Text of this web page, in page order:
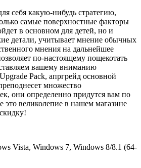
себя какую-нибудь стратегию,
самые поверхностные факторы
в основном для детей, но и
детали, учитывает мнение обычных
мнения на дальнейшее
по-настоящему пощекотать
вашему вниманию
Pack, апргрейд основной
множество
они определенно придутся вам по
это великолепие в нашем магазине
Vista, Windows 7, Windows 8/8.1 (64-